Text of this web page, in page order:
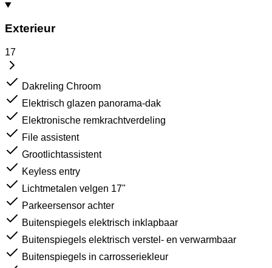
Exterieur
17
Dakreling Chroom
Elektrisch glazen panorama-dak
Elektronische remkrachtverdeling
File assistent
Grootlichtassistent
Keyless entry
Lichtmetalen velgen 17"
Parkeersensor achter
Buitenspiegels elektrisch inklapbaar
Buitenspiegels elektrisch verstel- en verwarmbaar
Buitenspiegels in carrosseriekleur